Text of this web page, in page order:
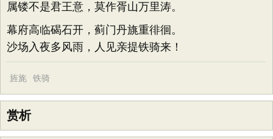
属镂不是君王意，莫作胥山万里涛。
幕府高临碣石开，蓟门丹旐重徘徊。
沙场入夜多风雨，人见亲提铁骑来！
旌旄 铁骑
赏析